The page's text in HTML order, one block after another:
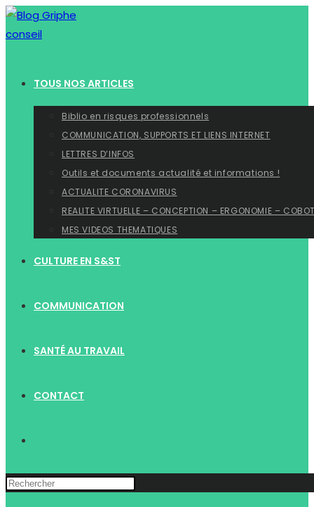
Skip
to
TOUS NOS ARTICLES
Biblio en risques professionnels
COMMUNICATION, SUPPORTS ET LIENS INTERNET
LETTRES D’INFOS
Outils et documents actualité et informations !
ACTUALITE CORONAVIRUS
REALITE VIRTUELLE – CONCEPTION – ERGONOMIE –
MES VIDEOS THEMATIQUES
CULTURE EN S&ST
COMMUNICATION
SANTÉ AU TRAVAIL
CONTACT
WEBSITE